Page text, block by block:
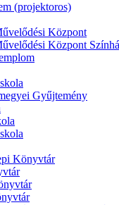
(projektoros)
Központ
Központ
Gyűjtemény
Könyvtár